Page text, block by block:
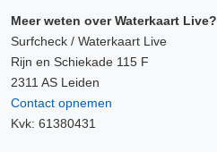
Meer weten over Waterkaart Live?
Surfcheck / Waterkaart Live
Rijn en Schiekade 115 F
2311 AS Leiden
Contact opnemen
Kvk: 61380431